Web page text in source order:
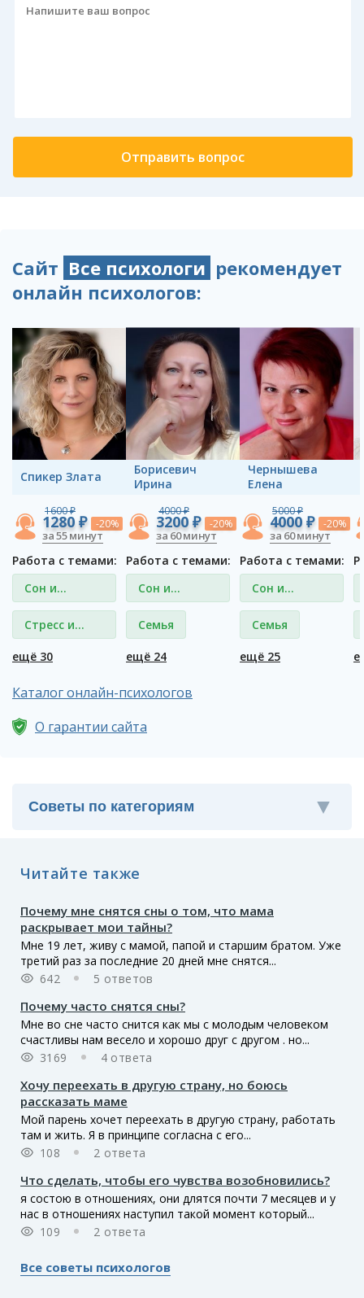
Сайт Все психологи рекомендует
онлайн психологов:
Спикер Злата
1600 ₽
1280 ₽ -20%
за 55 минут
Работа с темами:
Сон и
сновидения
Стресс и
депрессия
ещё 30
Борисевич
Ирина
4000 ₽
3200 ₽ -20%
за 60 минут
Работа с темами:
Сон и
сновидения
Семья
ещё 24
Чернышева
Елена
5000 ₽
4000 ₽ -20%
за 60 минут
Работа с темами:
Сон и
сновидения
Семья
ещё 25
Каталог онлайн-психологов
О гарантии сайта
Читайте также
Почему мне снятся сны о том, что мама
раскрывает мои тайны?
Мне 19 лет, живу с мамой, папой и старшим братом. Уже
третий раз за последние 20 дней мне снятся...
642
5 ответов
Почему часто снятся сны?
Мне во сне часто снится как мы с молодым человеком
счастливы нам весело и хорошо друг с другом . но...
3169
4 ответа
Хочу переехать в другую страну, но боюсь
рассказать маме
Мой парень хочет переехать в другую страну, работать
там и жить. Я в принципе согласна с его...
108
2 ответа
Что сделать, чтобы его чувства возобновились?
я состою в отношениях, они длятся почти 7 месяцев и у
нас в отношениях наступил такой момент который...
109
2 ответа
Все советы психологов